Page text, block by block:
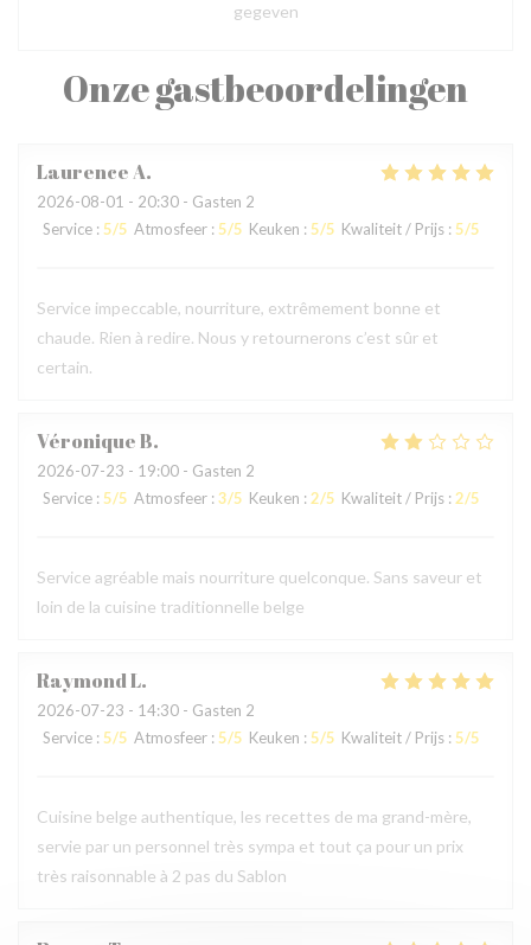
Onze gastbeoordelingen
LaurenceA
2026-08-01 - 20:30 - Gasten 2
Service : 5/5 Atmosfeer : 5/5 Keuken : 5/5 Kwaliteit / Prijs : 5/5
Service impeccable, nourriture, extrêmement bonne et
chaude. Rien à redire. Nous y retournerons c’est sûr et
certain.
VéroniqueB
2026-07-23 - 19:00 - Gasten 2
Service : 5/5 Atmosfeer : 3/5 Keuken : 2/5 Kwaliteit / Prijs : 2/5
Service agréable mais nourriture quelconque. Sans saveur et
loin de la cuisine traditionnelle belge
RaymondL
2026-07-23 - 14:30 - Gasten 2
Service : 5/5 Atmosfeer : 5/5 Keuken : 5/5 Kwaliteit / Prijs : 5/5
Cuisine belge authentique, les recettes de ma grand-mère,
servie par un personnel très sympa et tout ça pour un prix
très raisonnable à 2 pas du Sablon
gegeven